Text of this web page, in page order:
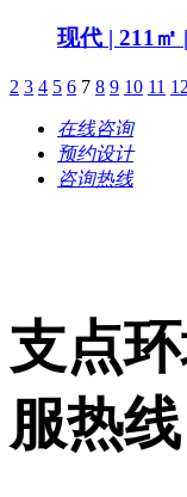
现代 | 211㎡
2 3 4 5 6 7 8 9 10 11 12
在线咨询
预约设计
咨询热线
支点
服热线